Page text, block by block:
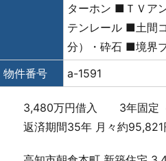
ターホン ■ＴＶア
テンレール ■土間
分）・砕石 ■境界
物件番号
a-1591
3,480万円借入 3年固定（
返済期間35年 月々約